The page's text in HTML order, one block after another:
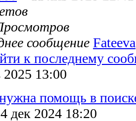
сообщение Fateeva
2025 13:00
помощь в
дек 2024 18:20